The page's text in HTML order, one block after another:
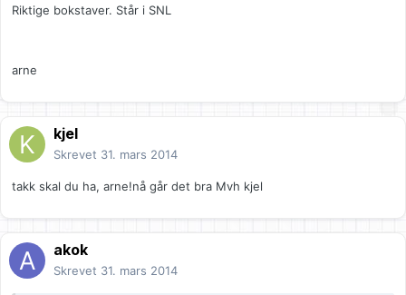
Riktige bokstaver. Står i SNL
arne
kjel
Skrevet 31. mars 2014
takk skal du ha, arne!nå går det bra Mvh kjel
akok
Skrevet 31. mars 2014